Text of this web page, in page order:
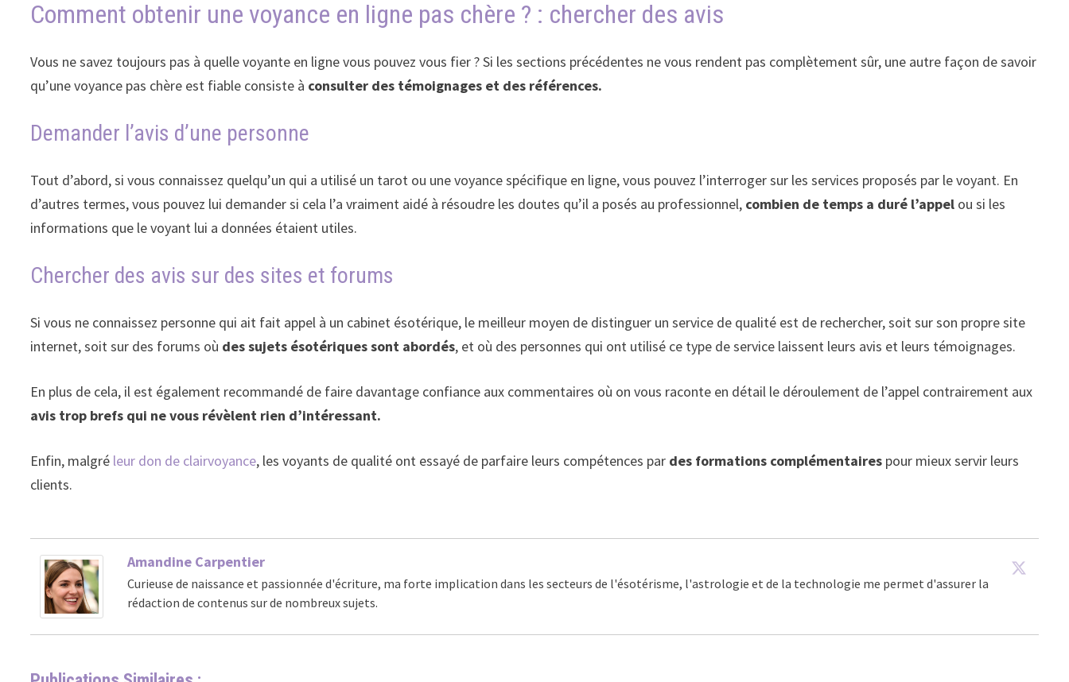
Comment obtenir une voyance en ligne pas chère ? : chercher des avis
Vous ne savez toujours pas à quelle voyante en ligne vous pouvez vous fier ? Si les sections précédentes ne vous rendent pas complètement sûr, une autre façon de savoir
qu’une voyance pas chère est fiable consiste à consulter des témoignages et des références.
Demander l’avis d’une personne
Tout d’abord, si vous connaissez quelqu’un qui a utilisé un tarot ou une voyance spécifique en ligne, vous pouvez l’interroger sur les services proposés par le voyant. En
d’autres termes, vous pouvez lui demander si cela l’a vraiment aidé à résoudre les doutes qu’il a posés au professionnel, combien de temps a duré l’appel ou si les
informations que le voyant lui a données étaient utiles.
Chercher des avis sur des sites et forums
Si vous ne connaissez personne qui ait fait appel à un cabinet ésotérique, le meilleur moyen de distinguer un service de qualité est de rechercher, soit sur son propre site
internet, soit sur des forums où des sujets ésotériques sont abordés, et où des personnes qui ont utilisé ce type de service laissent leurs avis et leurs témoignages.
En plus de cela, il est également recommandé de faire davantage confiance aux commentaires où on vous raconte en détail le déroulement de l’appel contrairement aux
avis trop brefs qui ne vous révèlent rien d’intéressant.
Enfin, malgré leur don de clairvoyance, les voyants de qualité ont essayé de parfaire leurs compétences par des formations complémentaires pour mieux servir leurs
clients.
Amandine Carpentier
Curieuse de naissance et passionnée d'écriture, ma forte implication dans les secteurs de l'ésotérisme, l'astrologie et de la technologie me permet d'assurer la
rédaction de contenus sur de nombreux sujets.